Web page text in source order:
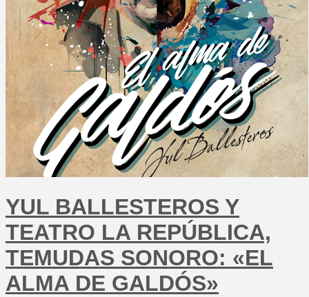
YUL BALLESTEROS Y
TEATRO LA REPÚBLICA,
TEMUDAS SONORO: «EL
ALMA DE GALDÓS»